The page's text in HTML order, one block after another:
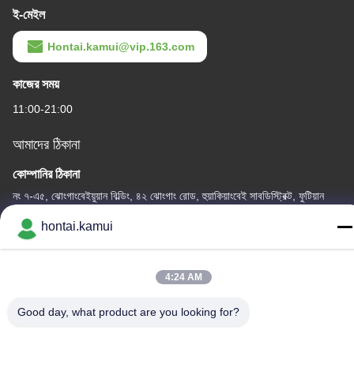
ই-মেইল
Hontai.kamui@vip.163.com
কাজের সময়
11:00-21:00
আমাদের ঠিকানা
কোম্পানির ঠিকানা
নং ৭-এ৫, ঝোংগাংবেইয়ুয়ান বিল্ডিং, ৪২ ঝোংগাং রোড, হুয়াকিয়াংবেই সাবডিস্ট্রিক্ট, ফুটিয়ান
কারখানার ঠিকানা
hontai.kamui
4:24 AM
Good day, what product are you looking for?